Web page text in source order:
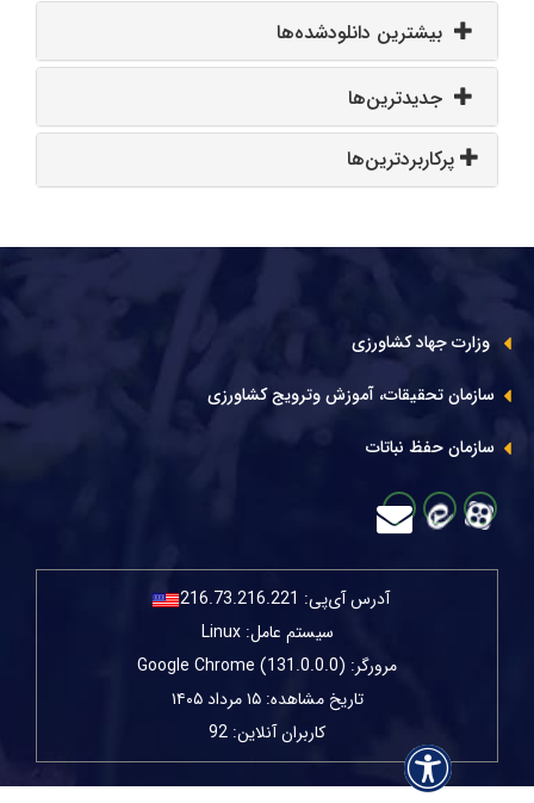
بیشترین دانلودشده‌ها
جدیدترین‌ها
پرکاربردترین‌ها
وزارت جهاد کشاورزی
سازمان تحقیقات، آموزش وترویج کشاورزی
سازمان حفظ نباتات
آدرس آی‌پی: 216.73.216.221
سیستم عامل: Linux
مرورگر: Google Chrome (131.0.0.0)
تاریخ مشاهده: ۱۵ مرداد ۱۴۰۵
کاربران آنلاین: 92